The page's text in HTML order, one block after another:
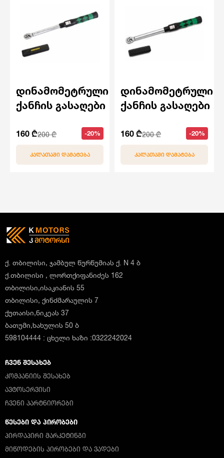
დინამომეტრული
ქანჩის გასაღები
160 ₾200 ₾ -20%
ᲙᲐᲚᲐᲗᲐᲨᲘ ᲓᲐᲛᲐᲢᲔᲑᲐ
დინამომეტრული
ქანჩის გასაღები
160 ₾200 ₾ -20%
ᲙᲐᲚᲐᲗᲐᲨᲘ ᲓᲐᲛᲐᲢᲔᲑᲐ
ქ. თბილისი, ჯამბულ წურწუმიას ქ. N 4 ბ
ქ.თბილისი , ლორთქიფანიძეს 162
თბილისი,ისაკიანის 55
თბილისი, ქინძმარაულის 7
ქუთაისი,ნიკეას 37
ბათუმი,ხახულის 50 ბ
598104444 : ცხელი ხაზი :0322242024
ᲩᲕᲔᲜ ᲨᲔᲡᲐᲮᲔᲑ
ᲙᲝᲛᲞᲐᲜᲘᲘᲡ ᲨᲔᲡᲐᲮᲔᲑ
ᲐᲕᲢᲝᲡᲔᲠᲕᲘᲡᲘ
ᲩᲕᲔᲜᲘ ᲞᲐᲠᲢᲜᲘᲝᲠᲔᲑᲘ
ᲬᲔᲡᲔᲑᲘ ᲓᲐ ᲞᲘᲠᲝᲑᲔᲑᲘ
ᲞᲘᲠᲓᲐᲞᲘᲠᲘ ᲛᲐᲠᲙᲔᲢᲘᲜᲒᲘ
ᲛᲘᲬᲝᲓᲔᲑᲘᲡ ᲞᲘᲠᲝᲑᲔᲑᲘ ᲓᲐ ᲕᲐᲓᲔᲑᲘ